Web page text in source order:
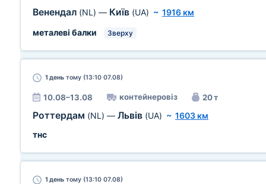
Венендал (NL) — Київ (UA) ~ 1916 км
металеві балки
Зверху
1 день тому (13:10 07.08)
10.08–13.08 контейнеровіз 20 т
Роттердам (NL) — Львів (UA) ~ 1603 км
тнс
1 день тому (13:10 07.08)